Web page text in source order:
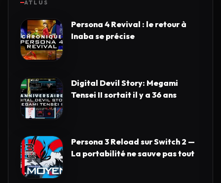
ATLUS
Persona 4 Revival : le retour à
Inaba se précise
Digital Devil Story: Megami
Tensei II sortait il y a 36 ans
Persona 3 Reload sur Switch 2 —
La portabilité ne sauve pas tout